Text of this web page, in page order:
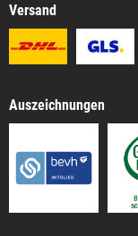
Versand
Auszeichnungen